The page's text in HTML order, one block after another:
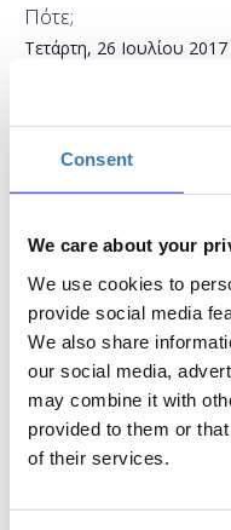
Consent
We care about your
We use cookies to
provide social media
We also share
our social media,
may combine it with
provided to them or
of their services.
Πότε;
Τετάρτη, 26 Ιουλίου 2017
Found.ation, Αθήνα
Συμμετοχή Η
sold out!άνοιξε νέο!
συμμετέχοντες πώς